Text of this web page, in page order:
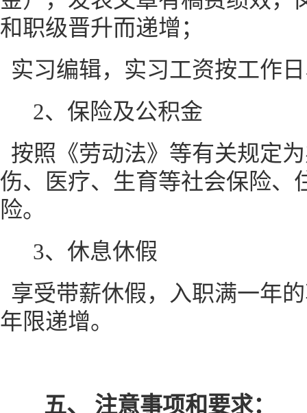
和职级晋升而递增 ；
实习编辑，实习工资按工作
2、 保险及公积金
按照《劳动法》等有关规定
伤、医疗、生育等社会保险、
险。
3、 休息休假
享受带薪休假，入职满一年
年限递增。
五、 注意事项和要求：